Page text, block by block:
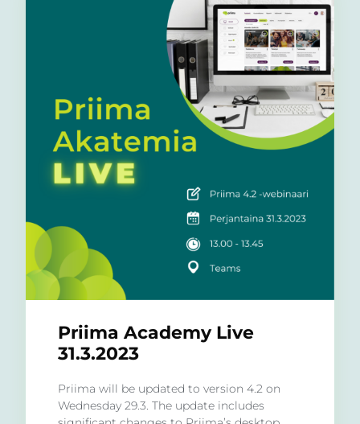
Priima Academy Live
31.3.2023
Priima will be updated to version 4.2 on
Wednesday 29.3. The update includes